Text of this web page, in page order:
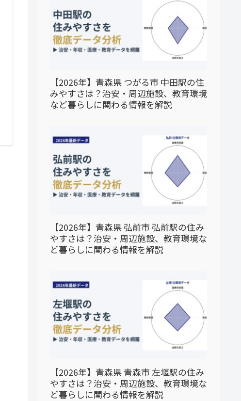
【2026年】青森県 つがる市 中田駅の住
みやすさは？治安・周辺施設、教育環境
など暮らしに関わる情報を解説
【2026年】青森県 弘前市 弘前駅の住み
やすさは？治安・周辺施設、教育環境な
ど暮らしに関わる情報を解説
【2026年】青森県 青森市 左堰駅の住み
やすさは？治安・周辺施設、教育環境な
ど暮らしに関わる情報を解説